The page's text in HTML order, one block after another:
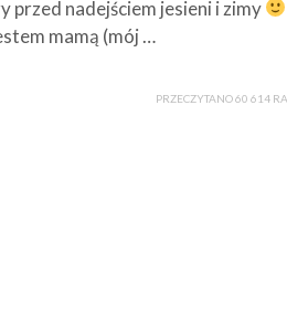
przed nadejściem jesieni i zimy
mamą (mój …
PRZECZYTANO 60 614